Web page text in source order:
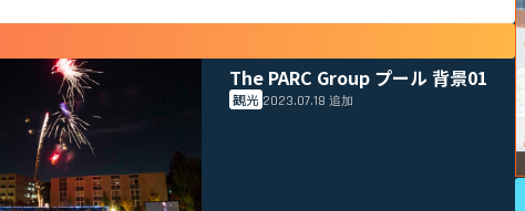
The PARC Group プール 背景01
観光 2023.07.18追加